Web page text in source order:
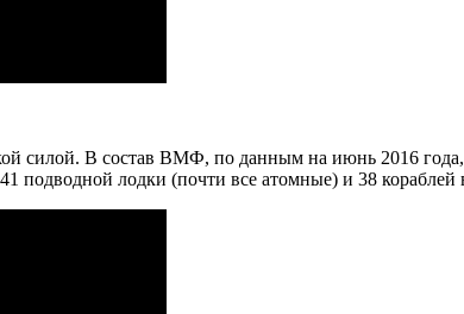
силой. В состав ВМФ, по данным на июнь 2016
подводной лодки (почти все атомные) и 38